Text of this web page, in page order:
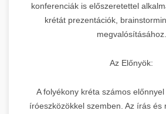
konferenciák is előszeretettel
krétát prezentációk,
megvalósításához.
Az Előnyök:
A folyékony kréta számos
íróeszközökkel szemben. Az írás és